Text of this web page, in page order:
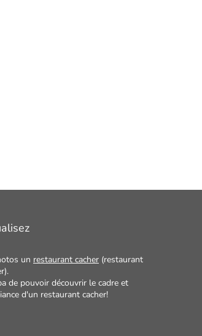
un restaurant cacher (restaurant
de pouvoir découvrir le cadre et
d'un restaurant cacher!